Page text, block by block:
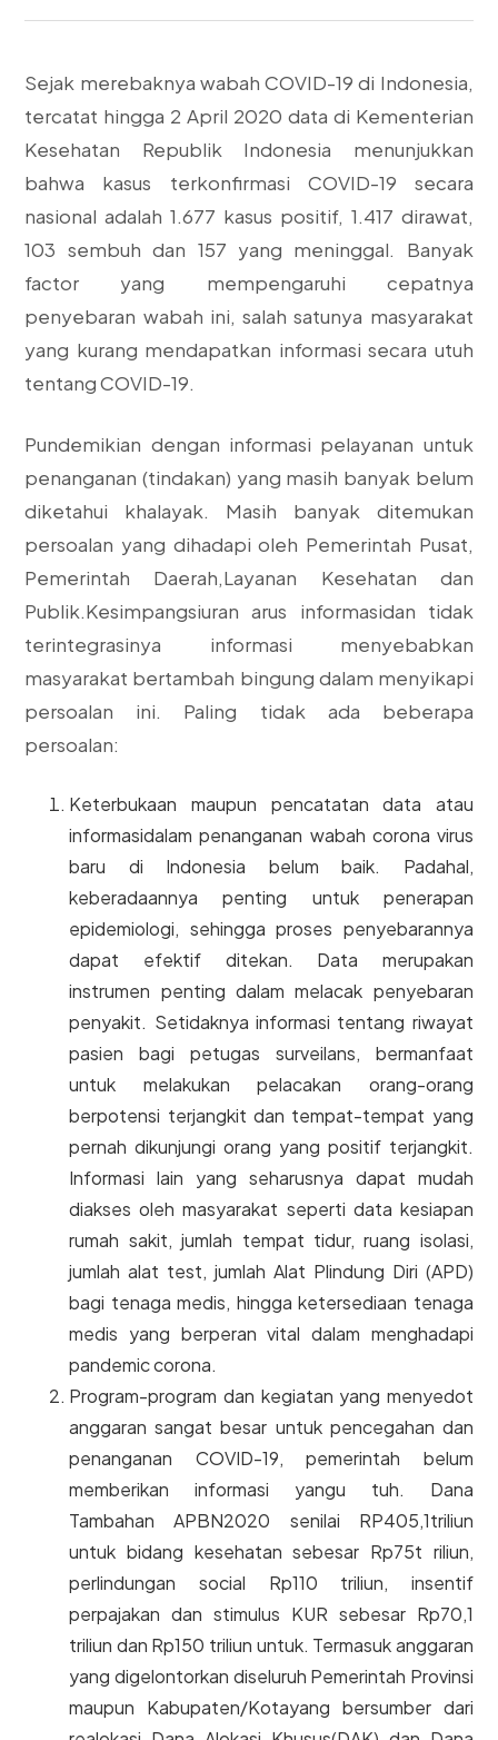
Sejak merebaknya wabah COVID-19 di Indonesia,
tercatat hingga 2 April 2020 data di Kementerian
Kesehatan Republik Indonesia menunjukkan
bahwa kasus terkonfirmasi COVID-19 secara
nasional adalah 1.677 kasus positif, 1.417 dirawat,
103 sembuh dan 157 yang meninggal. Banyak
factor yang mempengaruhi cepatnya
penyebaran wabah ini, salah satunya masyarakat
yang kurang mendapatkan informasi secara utuh
tentang COVID-19.
Pundemikian dengan informasi pelayanan untuk
penanganan (tindakan) yang masih banyak belum
diketahui khalayak. Masih banyak ditemukan
persoalan yang dihadapi oleh Pemerintah Pusat,
Pemerintah Daerah,Layanan Kesehatan dan
Publik.Kesimpangsiuran arus informasidan tidak
terintegrasinya informasi menyebabkan
masyarakat bertambah bingung dalam menyikapi
persoalan ini. Paling tidak ada beberapa
persoalan:
Keterbukaan maupun pencatatan data atau
informasidalam penanganan wabah corona virus
baru di Indonesia belum baik. Padahal,
keberadaannya penting untuk penerapan
epidemiologi, sehingga proses penyebarannya
dapat efektif ditekan. Data merupakan
instrumen penting dalam melacak penyebaran
penyakit. Setidaknya informasi tentang riwayat
pasien bagi petugas surveilans, bermanfaat
untuk melakukan pelacakan orang-orang
berpotensi terjangkit dan tempat-tempat yang
pernah dikunjungi orang yang positif terjangkit.
Informasi lain yang seharusnya dapat mudah
diakses oleh masyarakat seperti data kesiapan
rumah sakit, jumlah tempat tidur, ruang isolasi,
jumlah alat test, jumlah Alat Plindung Diri (APD)
bagi tenaga medis, hingga ketersediaan tenaga
medis yang berperan vital dalam menghadapi
pandemic corona.
Program-program dan kegiatan yang menyedot
anggaran sangat besar untuk pencegahan dan
penanganan COVID-19, pemerintah belum
memberikan informasi yangu tuh. Dana
Tambahan APBN2020 senilai RP405,1triliun
untuk bidang kesehatan sebesar Rp75t riliun,
perlindungan social Rp110 triliun, insentif
perpajakan dan stimulus KUR sebesar Rp70,1
triliun dan Rp150 triliun untuk. Termasuk anggaran
yang digelontorkan diseluruh Pemerintah Provinsi
maupun Kabupaten/Kotayang bersumber dari